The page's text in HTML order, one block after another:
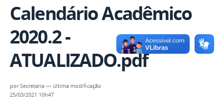
Calendário Acadêmico
2020.2 -
ATUALIZADO.pdf
porSecretaria — última modificação
25/03/2021 10h47